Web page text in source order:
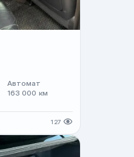
Автомат
163 000 км
127